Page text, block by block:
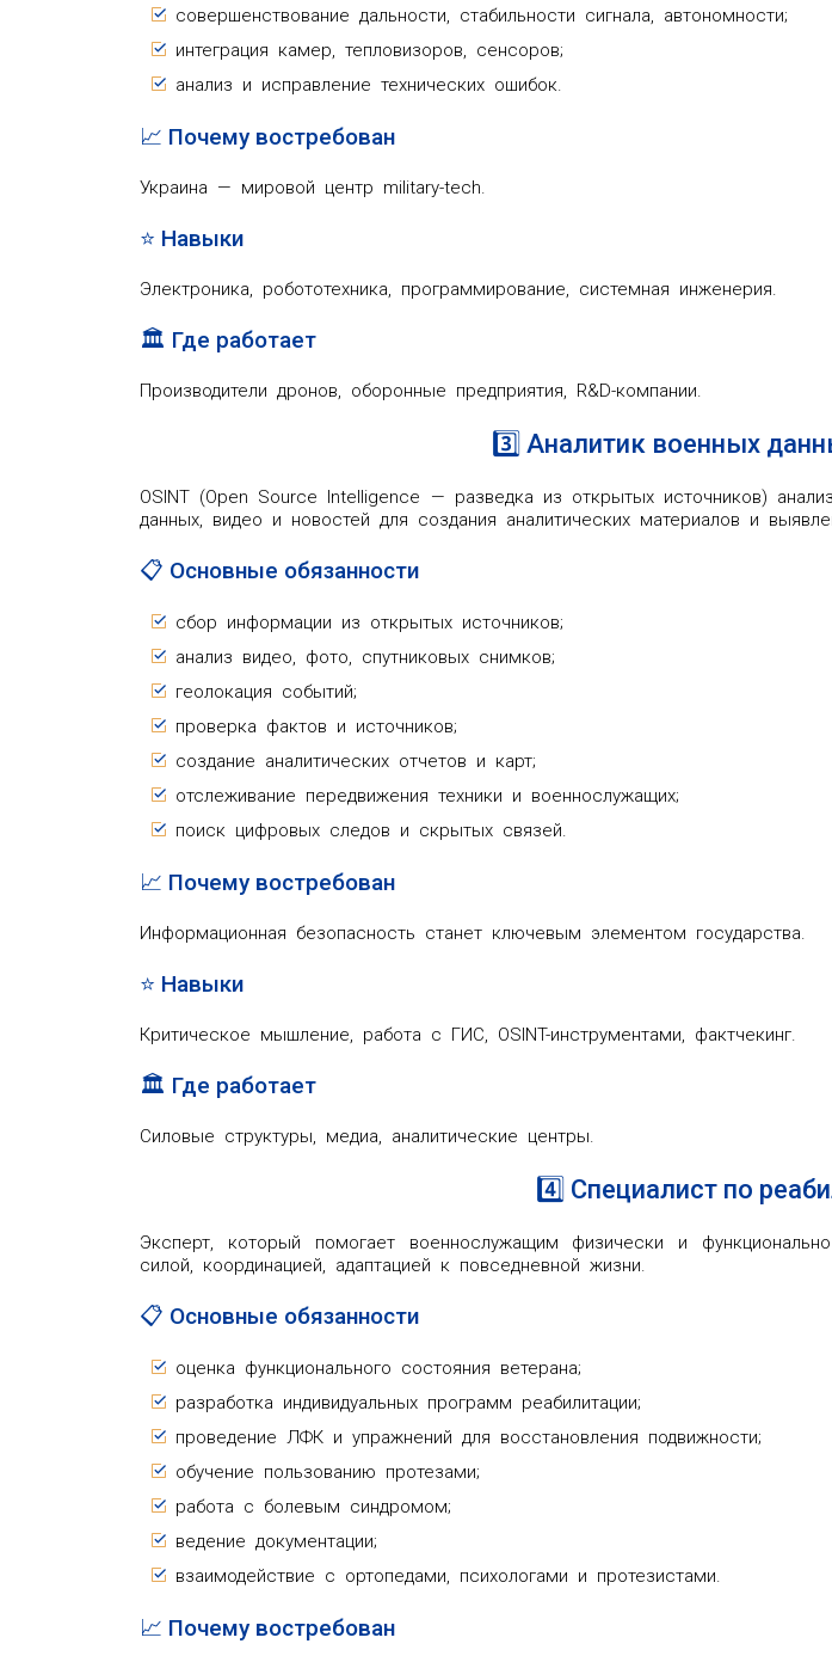
совершенствование дальности, стабильности сигнала, автономности;
интеграция камер, тепловизоров, сенсоров;
анализ и исправление технических ошибок.
📈 Почему востребован
Украина — мировой центр military-tech.
⭐ Навыки
Электроника, робототехника, программирование, системная инженерия.
🏛️ Где работает
Производители дронов, оборонные предприятия, R&D-компании.
3️⃣ Аналитик военных
OSINT (Open Source Intelligence — разведка из открытых источников)
данных, видео и новостей для создания аналитических материалов и
📋 Основные обязанности
сбор информации из открытых источников;
анализ видео, фото, спутниковых снимков;
геолокация событий;
проверка фактов и источников;
создание аналитических отчетов и карт;
отслеживание передвижения техники и военнослужащих;
поиск цифровых следов и скрытых связей.
📈 Почему востребован
Информационная безопасность станет ключевым элементом государства.
⭐ Навыки
Критическое мышление, работа с ГИС, OSINT-инструментами, фактчекинг.
🏛️ Где работает
Силовые структуры, медиа, аналитические центры.
4️⃣ Специалист по
Эксперт, который помогает военнослужащим физически и
силой, координацией, адаптацией к повседневной жизни.
📋 Основные обязанности
оценка функционального состояния ветерана;
разработка индивидуальных программ реабилитации;
проведение ЛФК и упражнений для восстановления подвижности;
обучение пользованию протезами;
работа с болевым синдромом;
ведение документации;
взаимодействие с ортопедами, психологами и протезистами.
📈 Почему востребован